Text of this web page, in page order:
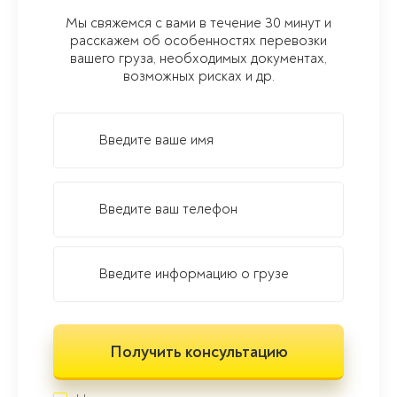
Мы свяжемся с вами в течение 30 минут и
расскажем об особенностях перевозки
вашего груза, необходимых документах,
возможных рисках и др.